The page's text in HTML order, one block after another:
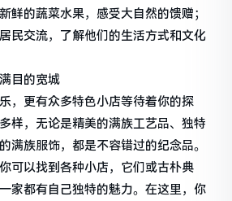
鲜的蔬菜水果，感受大自然的馈赠；
民交流，了解他们的生活方式和文化
目的宽城
，更有众多特色小店等待着你的探
样，无论是精美的满族工艺品、独特
满族服饰，都是不容错过的纪念品。
可以找到各种小店，它们或古朴典
家都有自己独特的魅力。在这里，你